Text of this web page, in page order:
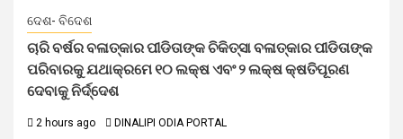
ଦେଶ- ବିଦେଶ
ଚାରି ବର୍ଷର ବଳାତ୍କାର ପୀଡିତାଙ୍କ ଚିକିତ୍ସା ବଳାତ୍କାର ପୀଡିତାଙ୍କ
ପରିବାରକୁ ଯଥାକ୍ରମେ ୧୦ ଲକ୍ଷ ଏବଂ ୨ ଲକ୍ଷ କ୍ଷତିପୂରଣ
ଦେବାକୁ ନିର୍ଦ୍ଦେଶ
2 hours ago DINALIPI ODIA PORTAL